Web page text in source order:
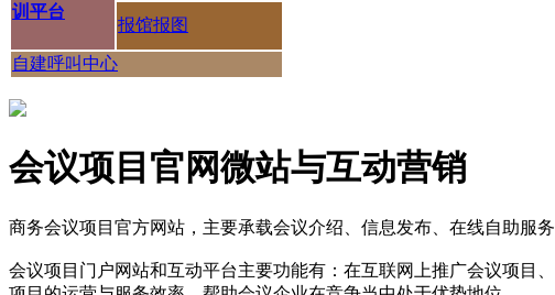
训平台
报馆报图
自建呼叫中心
会议项目官网微站与互动营销
商务会议项目官方网站，主要承载会议介绍、信息发布、在线自助服
会议项目门户网站和互动平台主要功能有：在互联网上推广会议项目